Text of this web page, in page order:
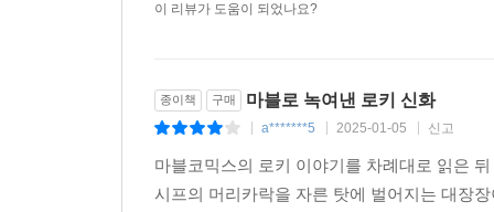
이 리뷰가 도움이 되었나요?
종이책 구매 마블로 녹여낸 로키 신화
a*******5 2025-01-05 신고
마블코믹스의 로키 이야기를 차례대로 읽은
시프의 머리카락을 자른 탓에 벌어지는 대장